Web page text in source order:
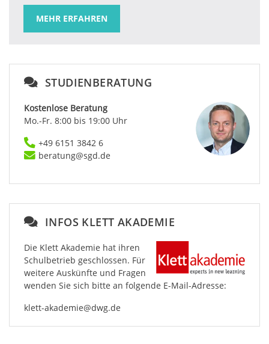
MEHR ERFAHREN
STUDIENBERATUNG
Kostenlose Beratung
Mo.-Fr. 8:00 bis 19:00 Uhr
+49 6151 3842 6
beratung@sgd.de
INFOS KLETT AKADEMIE
Die Klett Akademie hat ihren
Schulbetrieb geschlossen. Für
weitere Auskünfte und Fragen
wenden Sie sich bitte an folgende E-Mail-Adresse:
klett-akademie@dwg.de